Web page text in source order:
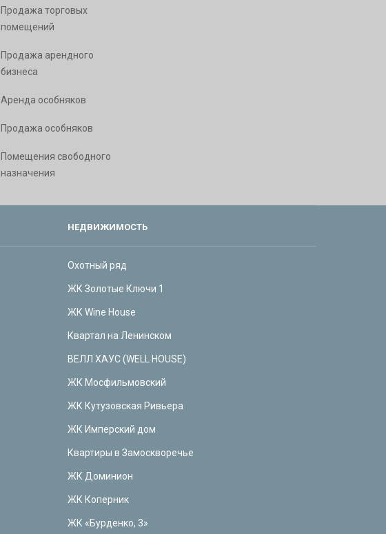
Продажа торговых
помещений
Продажа арендного
бизнеса
Аренда особняков
Продажа особняков
Помещения свободного
назначения
НЕДВИЖИМОСТЬ
Охотный ряд
ЖК Золотые Ключи 1
ЖК Wine House
Квартал на Ленинском
ВЕЛЛ ХАУС (WELL HOUSE)
ЖК Мосфильмовский
ЖК Кутузовская Ривьера
ЖК Имперский дом
Квартиры в Замоскворечье
ЖК Доминион
ЖК Коперник
ЖК «Бурденко, 3»